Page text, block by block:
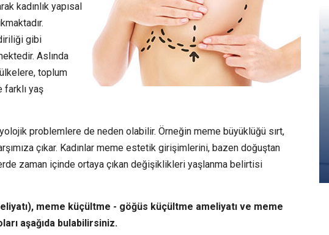
kadınlık yapısal
gibi
Aslında
toplum
farklı yaş
problemlere de neden olabilir. Örneğin meme büyüklüğü sırt,
çıkar. Kadınlar meme estetik girişimlerini, bazen doğuştan
zaman içinde ortaya çıkan değişiklikleri yaşlanma belirtisi
meme küçültme - göğüs küçültme ameliyatı ve meme
aşağıda bulabilirsiniz.